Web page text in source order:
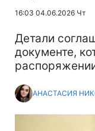
16:03 04.06.2026 Чт
Детали
документе,
АНАСТАСИЯ